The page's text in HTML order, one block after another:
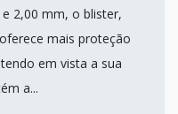
2,00 mm, o blister,
mais proteção
em vista a sua
a...